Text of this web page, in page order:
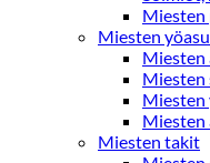
Miesten
Miesten
Miesten
Miesten
Miesten
Miesten
Miesten takit